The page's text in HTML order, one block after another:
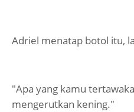
Adriel menatap botol itu,
"Apa yang kamu
mengerutkan kening."